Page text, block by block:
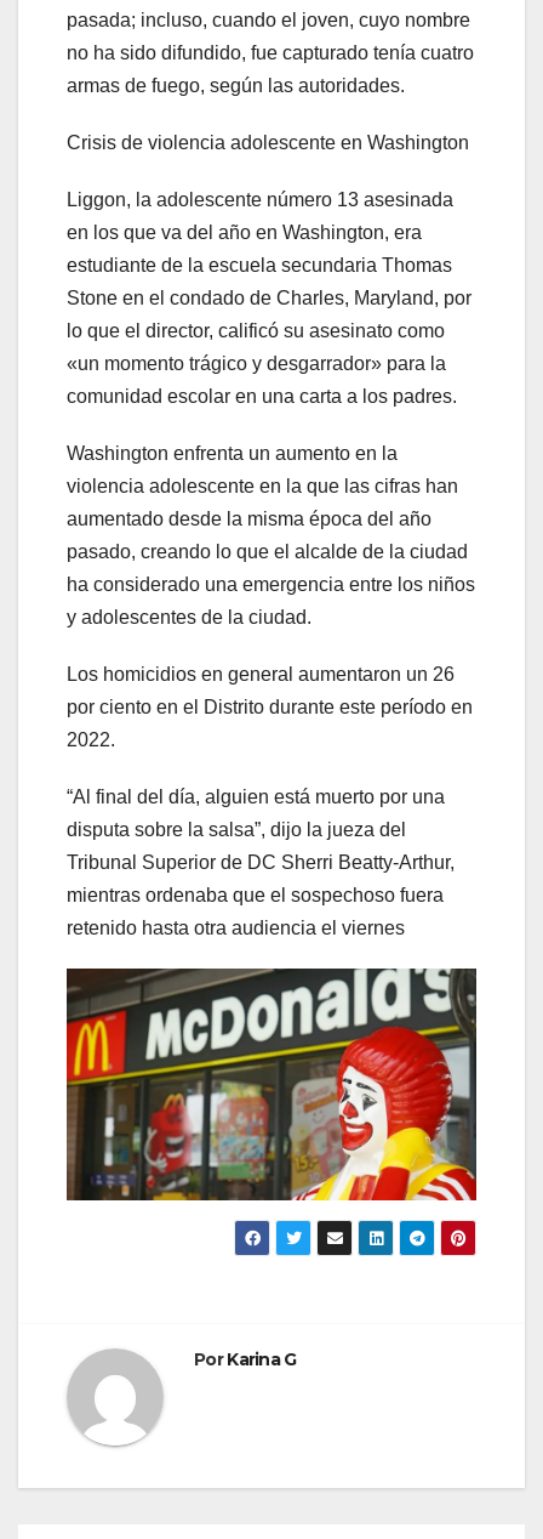
pasada; incluso, cuando el joven, cuyo nombre
no ha sido difundido, fue capturado tenía cuatro
armas de fuego, según las autoridades.
Crisis de violencia adolescente en Washington
Liggon, la adolescente número 13 asesinada
en los que va del año en Washington, era
estudiante de la escuela secundaria Thomas
Stone en el condado de Charles, Maryland, por
lo que el director, calificó su asesinato como
«un momento trágico y desgarrador» para la
comunidad escolar en una carta a los padres.
Washington enfrenta un aumento en la
violencia adolescente en la que las cifras han
aumentado desde la misma época del año
pasado, creando lo que el alcalde de la ciudad
ha considerado una emergencia entre los niños
y adolescentes de la ciudad.
Los homicidios en general aumentaron un 26
por ciento en el Distrito durante este período en
2022.
“Al final del día, alguien está muerto por una
disputa sobre la salsa”, dijo la jueza del
Tribunal Superior de DC Sherri Beatty-Arthur,
mientras ordenaba que el sospechoso fuera
retenido hasta otra audiencia el viernes
PorKarina G